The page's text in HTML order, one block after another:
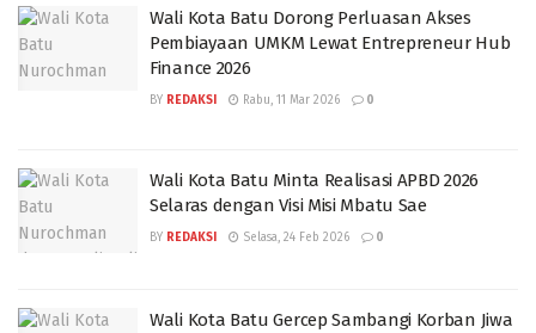
Wali Kota Batu Dorong Perluasan Akses
Pembiayaan UMKM Lewat Entrepreneur Hub
Finance 2026
BY REDAKSI Rabu, 11 Mar 2026 0
Wali Kota Batu Minta Realisasi APBD 2026
Selaras dengan Visi Misi Mbatu Sae
BY REDAKSI Selasa, 24 Feb 2026 0
Wali Kota Batu Gercep Sambangi Korban Jiwa